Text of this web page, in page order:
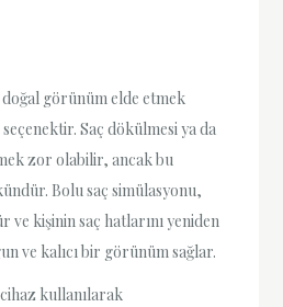
görünüm elde etmek
Saç dökülmesi ya da
zor olabilir, ancak bu
Bolu saç simülasyonu,
kişinin saç hatlarını yeniden
ve kalıcı bir görünüm sağlar.
kullanılarak